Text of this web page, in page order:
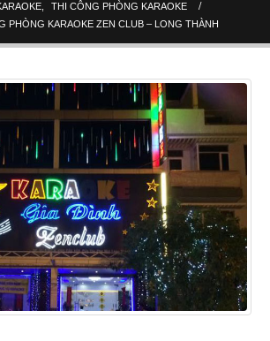
THI CÔNG PHÒNG KARAOKE
PHÒNG KARAOKE ZEN CLUB – LONG THÀNH